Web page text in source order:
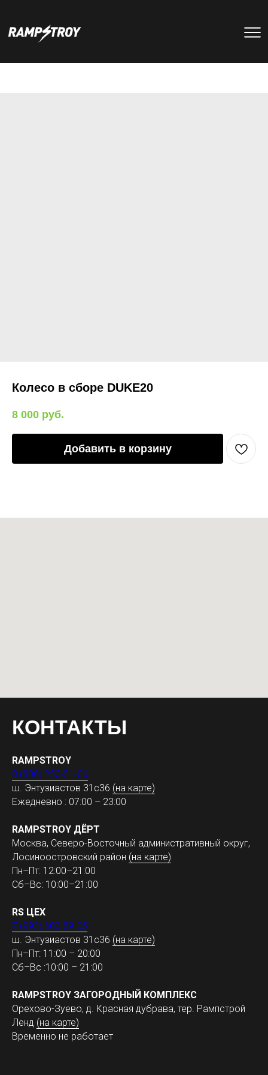
Колесо в сборе DUKE20
8 000 руб.
Добавить в корзину
КОНТАКТЫ
RAMPSTROY
8 (800) 250-51-06
ш. Энтузиастов 31с36 (на карте)
Ежедневно : 07:00 – 23:00
RAMPSTROY ДЁРТ
Москва, Северо-Восточный административный округ,
Лосиноостровский район (на карте)
Пн–Пт: 12:00–21:00
Сб–Вс: 10:00–21:00
RS ЦЕХ
7 (993) 603 89-05
ш. Энтузиастов 31с36 (на карте)
Пн–Пт: 11:00 – 20:00
Сб–Вс :10:00 – 21:00
RAMPSTROY ЗАГОРОДНЫЙ КОМПЛЕКС
Орехово-Зуево, д. Красная дубрава, тер. Рампстрой
Ленд (на карте)
Временно не работает